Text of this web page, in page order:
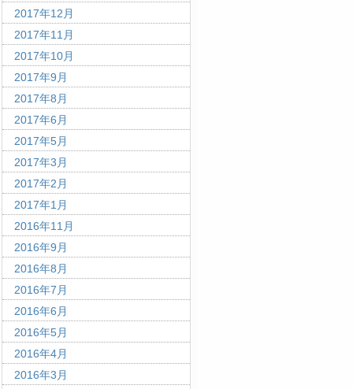
2017年12月
2017年11月
2017年10月
2017年9月
2017年8月
2017年6月
2017年5月
2017年3月
2017年2月
2017年1月
2016年11月
2016年9月
2016年8月
2016年7月
2016年6月
2016年5月
2016年4月
2016年3月